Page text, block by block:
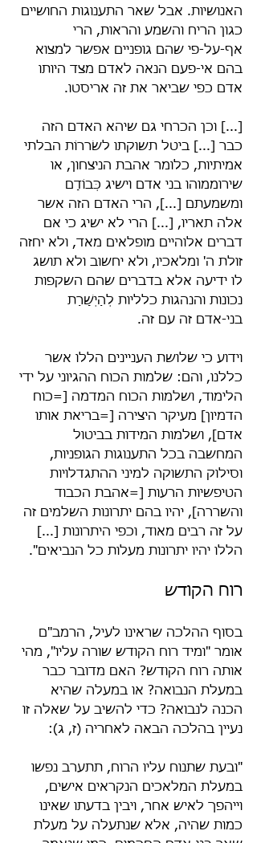
האנושיות. אבל שאר התענוגות החושיים
כגון הריח והשמע והראות, הרי
אף-על-פי שהם גופניים אפשר למצוא
בהם אי-פעם הנאה לאדם מצד היותו
אדם כפי שביאר את זה אריסטו.
[...] וכן הכרחי גם שיהא האדם הזה
כבר [...] ביטל תשוקתו לשׂררוֹת הבלתי
אמיתיות, כלומר אהבת הניצחון, או
שירוממוהו בני אדם וישיג כְּבוֹדָם
ומשמעתם [...], הרי האדם הזה אשר
אלה תאריו, [...] הרי לא ישיג כי אם
דברים אלוהיים מופלאים מאד, ולא יחזה
זולת ה' ומלאכיו, ולא יחשוב ולא תושג
לו ידיעה אלא בדברים שהם השקפות
נכונות והנהגות כלליות לְהַיְשָׁרַת
בני-אדם זה עם זה.
וידוע כי שלושת העניינים הללו אשר
כללנו, והם: שלמות הכוח ההגיוני על ידי
הלימוד, ושלמות הכוח המדמה [=כוח
הדמיון] מעיקר היצירה [=בריאת אותו
אדם], ושלמות המידות בביטול
המחשבה בכל התענוגות הגופניות,
וסילוק התשוקה למיני ההתגדלויות
הטיפשיות הרעות [=אהבת הכבוד
והשררה], יהיו בהם יתרונות השלמים זה
על זה רבים מאוד, וכפי היתרונות [...]
הללו יהיו יתרונות מעלות כל הנביאים".
רוח הקודש
בסוף ההלכה שראינו לעיל, הרמב"ם
אומר "ומיד רוח הקודש שורה עליו", מהי
אותה רוח הקודש? האם מדובר כבר
במעלת הנבואה? או במעלה שהיא
הכנה לנבואה? כדי להשיב על שאלה זו
נעיין בהלכה הבאה לאחריה (ז, ג):
"ובעת שתנוח עליו הרוח, תתערב נפשו
במעלת המלאכים הנקראים אישים,
וייהפך לאיש אחר, ויבין בדעתו שאינו
כמות שהיה, אלא שנתעלה על מעלת